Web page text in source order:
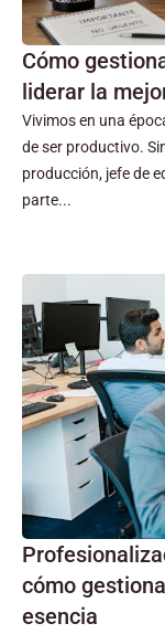
Cómo
liderar la
Vivimos en una
de ser productivo.
producción, jefe de
parte...
cómo
esencia